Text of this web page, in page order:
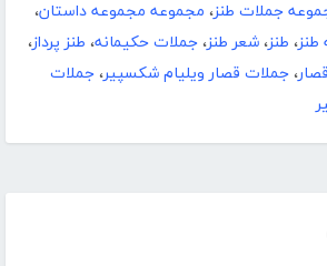
جملات طنز، مجموعه مجموعه داستان،
طنز، طنز، شعر طنز، جملات حکیمانه، طنز پرداز،
، جملات قصار ویلیام شکسپیر، جملات